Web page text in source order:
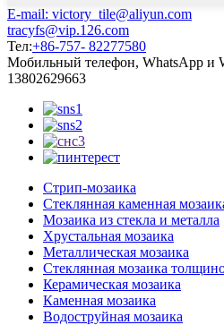
E-mail: victory_tile@aliyun.com
tracyfs@vip.126.com
Тел:+86-757- 82277580
Мобильный телефон, WhatsApp и
13802629663
Стрип-мозаика
Стеклянная каменная
Мозаика из стекла и металла
Хрустальная мозаика
Металлическая мозаика
Стеклянная мозаика
Керамическая мозаика
Каменная мозаика
Водоструйная мозаика